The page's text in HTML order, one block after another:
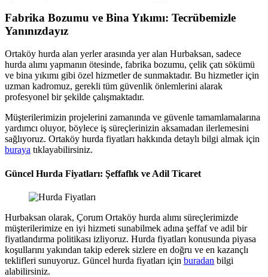
Fabrika Bozumu ve Bina Yıkımı: Tecrübemizle
Yanınızdayız
Ortaköy hurda alan yerler arasında yer alan Hurbaksan, sadece
hurda alımı yapmanın ötesinde, fabrika bozumu, çelik çatı sökümü
ve bina yıkımı gibi özel hizmetler de sunmaktadır. Bu hizmetler için
uzman kadromuz, gerekli tüm güvenlik önlemlerini alarak
profesyonel bir şekilde çalışmaktadır.
Müşterilerimizin projelerini zamanında ve güvenle tamamlamalarına
yardımcı oluyor, böylece iş süreçlerinizin aksamadan ilerlemesini
sağlıyoruz. Ortaköy hurda fiyatları hakkında detaylı bilgi almak için
buraya tıklayabilirsiniz.
Güncel Hurda Fiyatları: Şeffaflık ve Adil Ticaret
Hurbaksan olarak, Çorum Ortaköy hurda alımı süreçlerimizde
müşterilerimize en iyi hizmeti sunabilmek adına şeffaf ve adil bir
fiyatlandırma politikası izliyoruz. Hurda fiyatları konusunda piyasa
koşullarını yakından takip ederek sizlere en doğru ve en kazançlı
teklifleri sunuyoruz. Güncel hurda fiyatları için buradan bilgi
alabilirsiniz.